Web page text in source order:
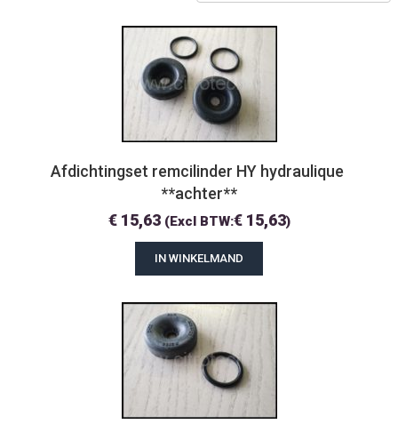
Afdichtingset remcilinder HY hydraulique
**achter**
€15,63 (Excl BTW:€15,63)
IN WINKELMAND